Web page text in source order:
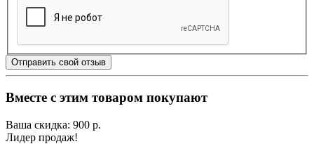
Отправить свой отзыв
Вместе с этим товаром покупают
Ваша скидка: 900 р.
Лидер продаж!